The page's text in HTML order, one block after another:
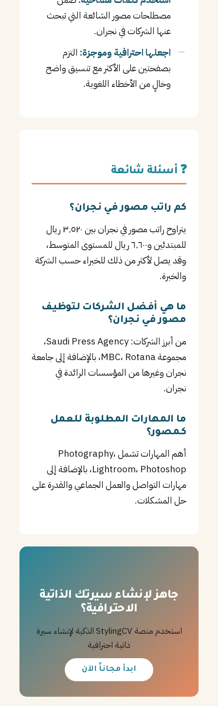
مصطلحات مصور الشائعة التي تبحث
عنها الشركات في نجران.
اجعلها احترافية وموجزة: التزم
بصفحتين على الأكثر مع تنسيق واضح
وخالٍ من الأخطاء اللغوية.
❓ أسئلة شائعة
كم راتب مصور في نجران؟
يتراوح راتب مصور في نجران بين ٣٬٥٢٠ ريال
للمبتدئين و٦٬٦٠٠ ريال للمستوى المتوسط،
وقد يصل لأكثر من ذلك للخبراء حسب الشركة
والخبرة.
ما هي أفضل الشركات لتوظيف
مصور في نجران؟
من أبرز الشركات: Saudi Press Agency،
مجموعة MBC، Rotana، بالإضافة إلى جامعة
نجران وغيرها من المؤسسات الرائدة في
نجران.
ما المهارات المطلوبة للعمل
كـمصور؟
أهم المهارات تشمل Photography،
Lightroom، Photoshop، بالإضافة إلى
مهارات التواصل والعمل الجماعي والقدرة على
حل المشكلات.
جاهز لإنشاء سيرتك الذاتية
الاحترافية؟
استخدم منصة StylingCV الذكية لإنشاء سيرة
ذاتية احترافية
ابدأ مجاناً الآن